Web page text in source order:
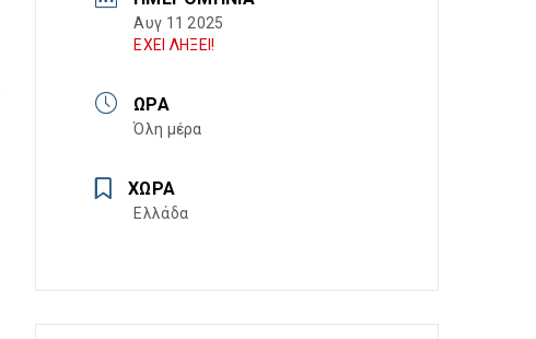
Αυγ 11 2025
ΕΧΕΙ ΛΗΞΕΙ!
ΏΡΑ
Όλη μέρα
ΧΏΡΑ
Ελλάδα